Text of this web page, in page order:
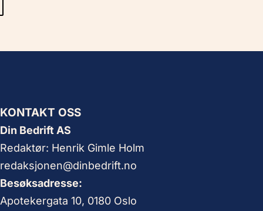
KONTAKT OSS
Din Bedrift AS
Redaktør: Henrik Gimle Holm
redaksjonen@dinbedrift.no
Besøksadresse:
Apotekergata 10, 0180 Oslo